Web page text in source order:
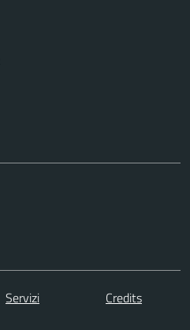
Servizi
Credits